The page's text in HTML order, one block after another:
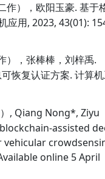
作），欧阳玉豪. 基于
应用, 2023, 43(01):
），张棒棒，刘梓禹.
恢复认证方案. 计算
）, Qiang Nong*, Ziyu
assisted
online 5 April